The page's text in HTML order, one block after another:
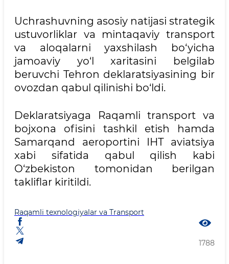
Uchrashuvning asosiy natijasi strategik
ustuvorliklar va mintaqaviy transport
va aloqalarni yaxshilash bo‘yicha
jamoaviy yo‘l xaritasini belgilab
beruvchi Tehron deklaratsiyasining bir
ovozdan qabul qilinishi bo‘ldi.
Deklaratsiyaga Raqamli transport va
bojxona ofisini tashkil etish hamda
Samarqand aeroportini IHT aviatsiya
xabi sifatida qabul qilish kabi
O‘zbekiston tomonidan berilgan
takliflar kiritildi.
Raqamli texnologiyalar va Transport
1788